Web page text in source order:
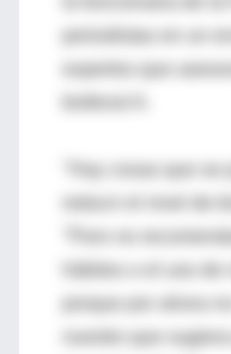
"Hay cosas que se
hábitos o el uso
porque por ahora
nuestro que